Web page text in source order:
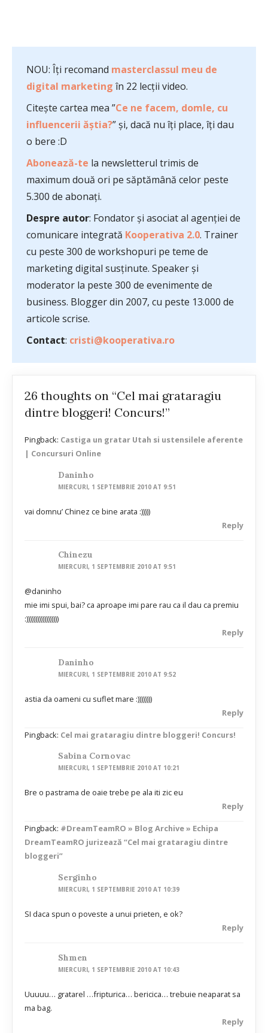
NOU: Îți recomand masterclassul meu de
digital marketing în 22 lecții video.
Citește cartea mea ”Ce ne facem, domle, cu
influencerii ăștia?” și, dacă nu îți place, îți dau
o bere :D
Abonează-te la newsletterul trimis de
maximum două ori pe săptămână celor peste
5.300 de abonați.
Despre autor: Fondator și asociat al agenției de
comunicare integrată Kooperativa 2.0. Trainer
cu peste 300 de workshopuri pe teme de
marketing digital susținute. Speaker și
moderator la peste 300 de evenimente de
business. Blogger din 2007, cu peste 13.000 de
articole scrise.
Contact: cristi@kooperativa.ro
26 thoughts on “Cel mai grataragiu
dintre bloggeri! Concurs!”
Pingback: Castiga un gratar Utah si ustensilele aferente
| Concursuri Online
Daninho
MIERCURI, 1 SEPTEMBRIE 2010 AT 9:51
vai domnu’ Chinez ce bine arata :)))))
Reply
Chinezu
MIERCURI, 1 SEPTEMBRIE 2010 AT 9:51
@daninho
mie imi spui, bai? ca aproape imi pare rau ca il dau ca premiu
:))))))))))))))))))
Reply
Daninho
MIERCURI, 1 SEPTEMBRIE 2010 AT 9:52
astia da oameni cu suflet mare :))))))))
Reply
Pingback: Cel mai grataragiu dintre bloggeri! Concurs!
Sabina Cornovac
MIERCURI, 1 SEPTEMBRIE 2010 AT 10:21
Bre o pastrama de oaie trebe pe ala iti zic eu
Reply
Pingback: #DreamTeamRO » Blog Archive » Echipa
DreamTeamRO jurizează “Cel mai grataragiu dintre
bloggeri”
Serginho
MIERCURI, 1 SEPTEMBRIE 2010 AT 10:39
SI daca spun o poveste a unui prieten, e ok?
Reply
Shmen
MIERCURI, 1 SEPTEMBRIE 2010 AT 10:43
Uuuuu… gratarel …fripturica… bericica… trebuie neaparat sa
ma bag.
Reply